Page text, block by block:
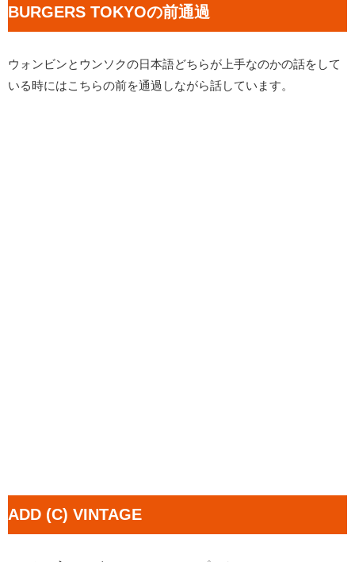
BURGERS TOKYOの前通過
ウォンビンとウンソクの日本語どちらが上手なのかの話をして
いる時にはこちらの前を通過しながら話しています。
ADD (C) VINTAGE